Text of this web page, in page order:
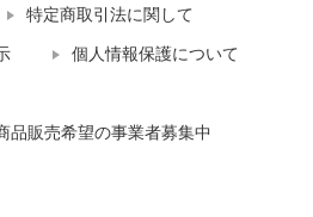
特定商取引法に関して
個人情報保護について
品販売希望の事業者募集中